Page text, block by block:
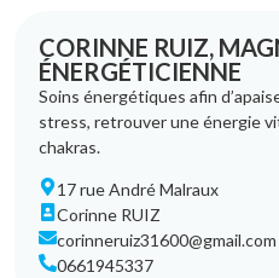
CORINNE RUIZ,
ÉNERGÉTICIENNE
Soins énergétiques afin
stress, retrouver une énergie
chakras.
17 rue André Malraux
Corinne RUIZ
corinneruiz31600@gmail.com
0661945337